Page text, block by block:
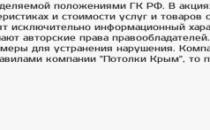
положениями ГК РФ. В
и стоимости услуг и товаров
исключительно информационный
авторские права
для устранения нарушения.
компании "Потолки Крым", то